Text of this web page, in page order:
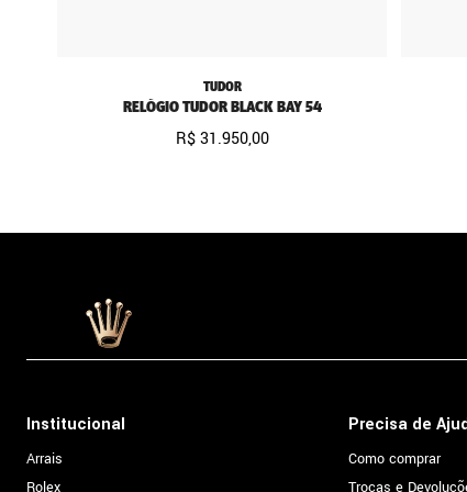
TUDOR
RELÓGIO TUDOR BLACK BAY 54
R$ 31.950,00
Institucional
Arrais
Rolex
Precisa de
Como comprar
Trocas e